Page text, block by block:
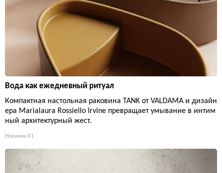
Вода как ежедневный ритуал
Компактная настольная раковина TANK от VALDAMA и дизайн
ера Marialaura Rossiello Irvine превращает умывание в интим
ный архитектурный жест.
Новинки 61